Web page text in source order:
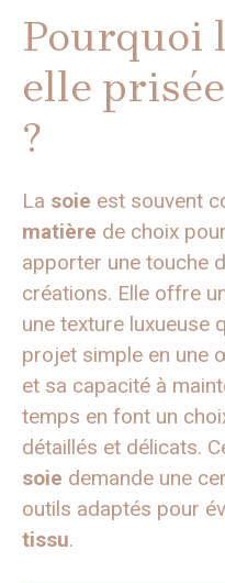
Pourquoi
elle
?
La soie est souvent
matière de choix
apporter une touche
créations. Elle offre
une texture luxueuse
projet simple en une
et sa capacité à
temps en font un
détaillés et délicats.
soie demande une
outils adaptés pour
tissu.